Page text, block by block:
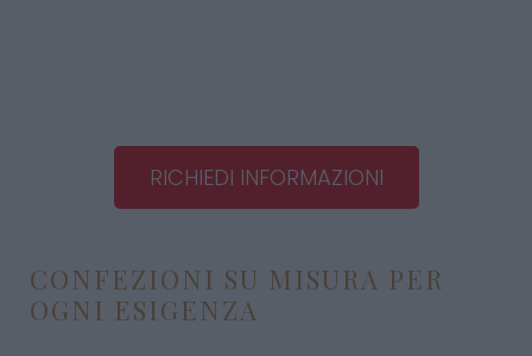
RICHIEDI INFORMAZIONI
CONFEZIONI SU MISURA PER
OGNI ESIGENZA